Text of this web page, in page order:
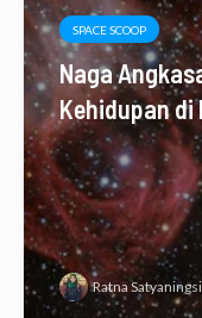
SPACE SCOOP
Naga
Kehidupan
Ratna